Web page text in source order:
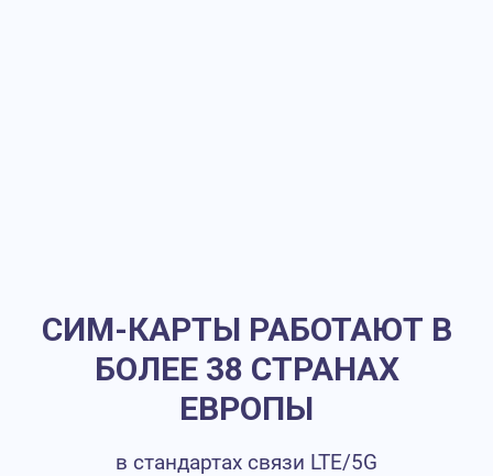
СИМ-КАРТЫ РАБОТАЮТ В
БОЛЕЕ 38 СТРАНАХ
ЕВРОПЫ
в стандартах связи LTE/5G